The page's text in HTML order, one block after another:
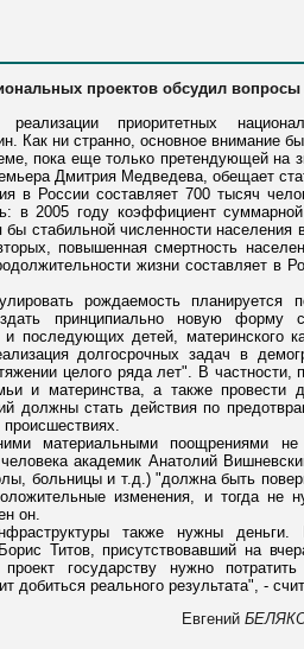
проектов обсудил
приоритетных
Как ни странно, основное внимание
пока еще только претендующей на
Дмитрия Медведева, обещает
в России составляет 700 тысяч
в 2005 году коэффициент
стабильной численности населения
повышенная смертность
жизни составляет в
рождаемость планируется
принципиально новую форму
последующих детей, материнского
долгосрочных задач в
целого ряда лет". В
и материнства, а также провести
должны стать действия по
материальными поощрениями
академик Анатолий
больницы и т.д.) "должна быть
изменения, и тогда не
он.
также нужны деньги.
Титов, присутствовавший на
государству нужно
реального результата", -
Евгений